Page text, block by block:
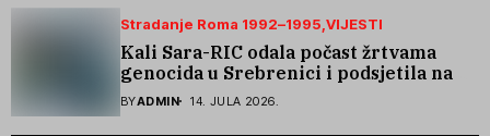
Stradanje Roma 1992–1995 VIJESTI
Kali Sara-RIC odala počast žrtvama
genocida u Srebrenici i podsjetila na
stradanje Roma iz Skočića
BYADMIN 14. JULA 2026.